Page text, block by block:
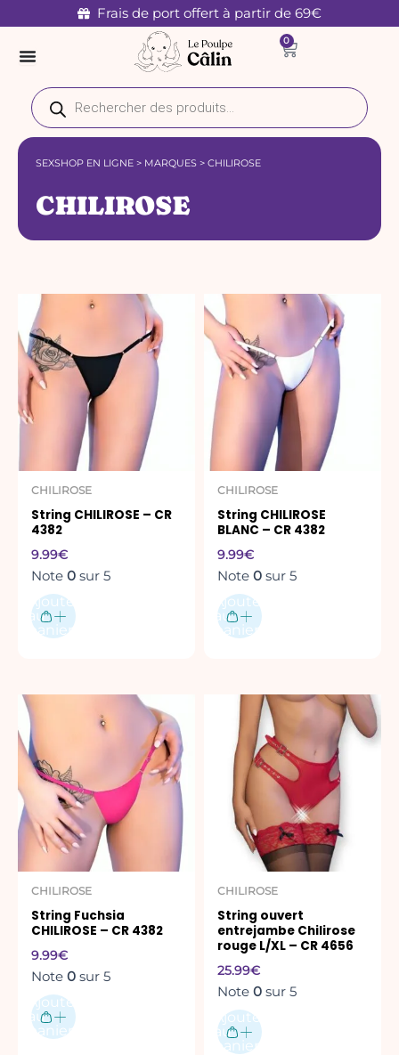
au
contenu
Frais de port offert à partir de 69€
0
Panier
Recherche
de
produits
SEXSHOP EN LIGNE > MARQUES > CHILIROSE
CHILIROSE
CHILIROSE
String CHILIROSE – CR
4382
9.99€
Note 0 sur 5
Ajouter
au
panier
CHILIROSE
String CHILIROSE
BLANC – CR 4382
9.99€
Note 0 sur 5
Ajouter
au
panier
CHILIROSE
String Fuchsia
CHILIROSE – CR 4382
9.99€
Note 0 sur 5
Ajouter
au
panier
CHILIROSE
String ouvert
entrejambe Chilirose
rouge L/XL – CR 4656
25.99€
Note 0 sur 5
Ajouter
au
panier